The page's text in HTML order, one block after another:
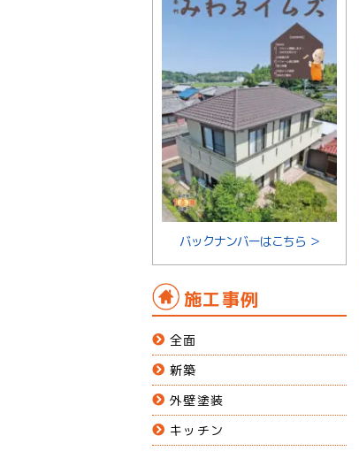
バックナンバーはこちら ＞
施工事例
全面
新築
外壁塗装
キッチン